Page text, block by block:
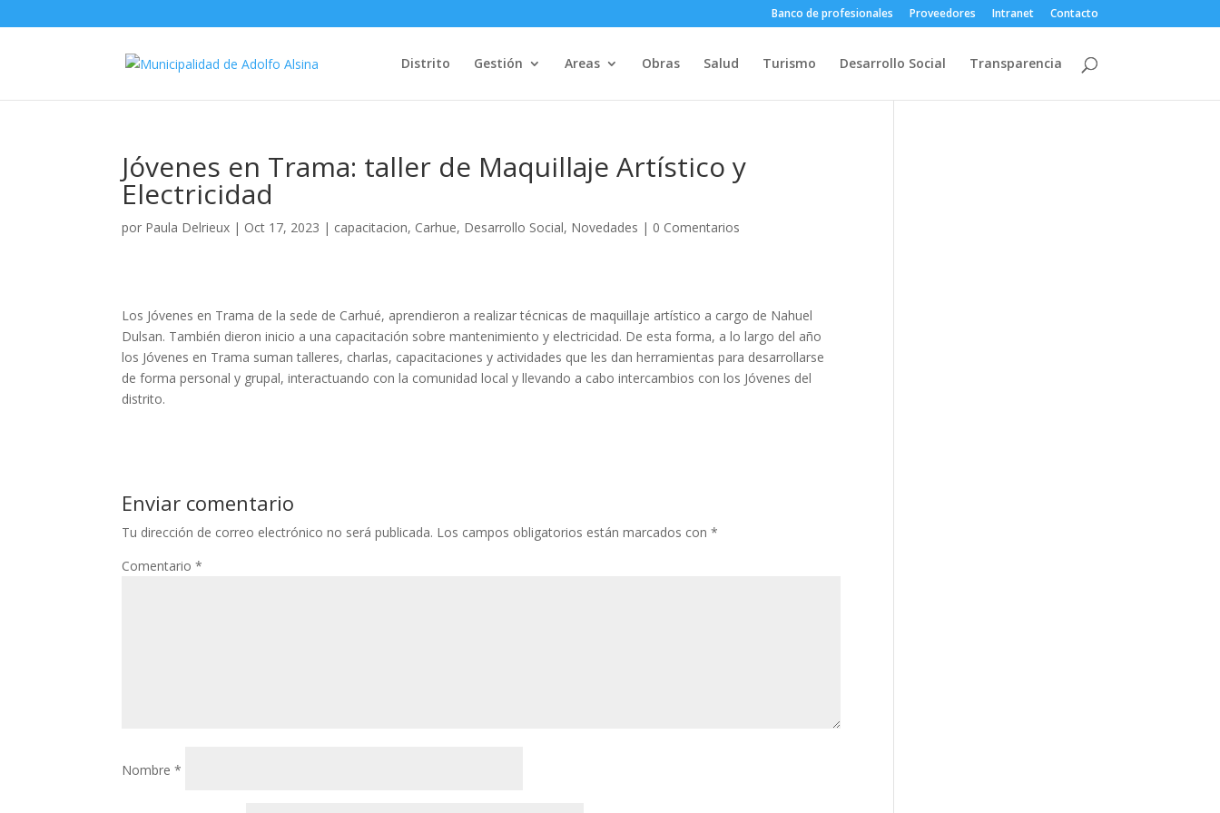
Banco de profesionales Proveedores Intranet Contacto
Distrito Gestión Areas Obras Salud Turismo Desarrollo Social Transparencia
Jóvenes en Trama: taller de Maquillaje Artístico y
Electricidad
por Paula Delrieux | Oct 17, 2023 | capacitacion, Carhue, Desarrollo Social, Novedades | 0 Comentarios
Los Jóvenes en Trama de la sede de Carhué, aprendieron a realizar técnicas de maquillaje artístico a cargo de Nahuel
Dulsan. También dieron inicio a una capacitación sobre mantenimiento y electricidad. De esta forma, a lo largo del año
los Jóvenes en Trama suman talleres, charlas, capacitaciones y actividades que les dan herramientas para desarrollarse
de forma personal y grupal, interactuando con la comunidad local y llevando a cabo intercambios con los Jóvenes del
distrito.
Enviar comentario
Tu dirección de correo electrónico no será publicada. Los campos obligatorios están marcados con*
Comentario*
Nombre*